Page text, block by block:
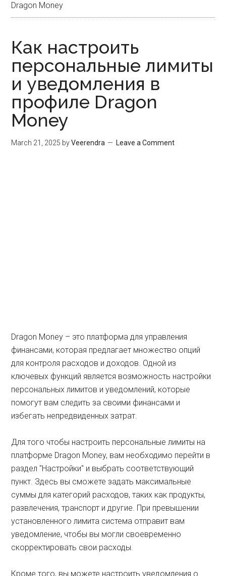
Dragon Money
Как настроить
персональные лимиты
и уведомления в
профиле Dragon
Money
March 21, 2025 byVeerendra Leave a Comment
Dragon Money – это платформа для управления
финансами, которая предлагает множество опций
для контроля расходов и доходов. Одной из
ключевых функций является возможность настройки
персональных лимитов и уведомлений, которые
помогут вам следить за своими финансами и
избегать непредвиденных затрат.
Для того чтобы настроить персональные лимиты на
платформе Dragon Money, вам необходимо перейти в
раздел "Настройки" и выбрать соответствующий
пункт. Здесь вы сможете задать максимальные
суммы для категорий расходов, таких как продукты,
развлечения, транспорт и другие. При превышении
установленного лимита система отправит вам
уведомление, чтобы вы могли своевременно
скорректировать свои расходы.
Кроме того, вы можете настроить уведомления о